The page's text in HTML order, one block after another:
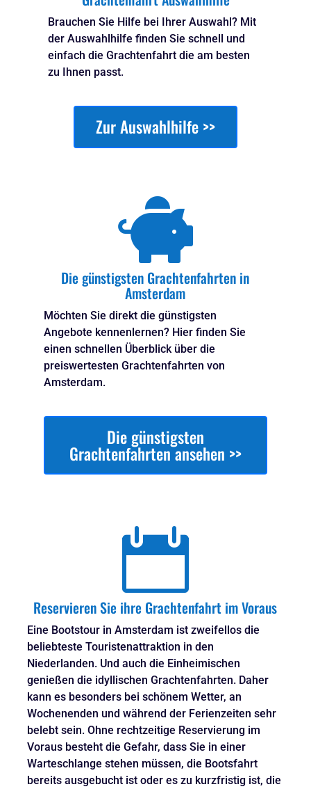
Brauchen Sie Hilfe bei Ihrer Auswahl? Mit
der Auswahlhilfe finden Sie schnell und
einfach die Grachtenfahrt die am besten
zu Ihnen passt.
Zur Auswahlhilfe >>

Die günstigsten Grachtenfahrten in
Amsterdam
Möchten Sie direkt die günstigsten
Angebote kennenlernen? Hier finden Sie
einen schnellen Überblick über die
preiswertesten Grachtenfahrten von
Amsterdam.
Die günstigsten
Grachtenfahrten ansehen >>

Reservieren Sie ihre Grachtenfahrt im Voraus
Eine Bootstour in Amsterdam ist zweifellos die
beliebteste Touristenattraktion in den
Niederlanden. Und auch die Einheimischen
genießen die idyllischen Grachtenfahrten. Daher
kann es besonders bei schönem Wetter, an
Wochenenden und während der Ferienzeiten sehr
belebt sein. Ohne rechtzeitige Reservierung im
Voraus besteht die Gefahr, dass Sie in einer
Warteschlange stehen müssen, die Bootsfahrt
bereits ausgebucht ist oder es zu kurzfristig ist, die